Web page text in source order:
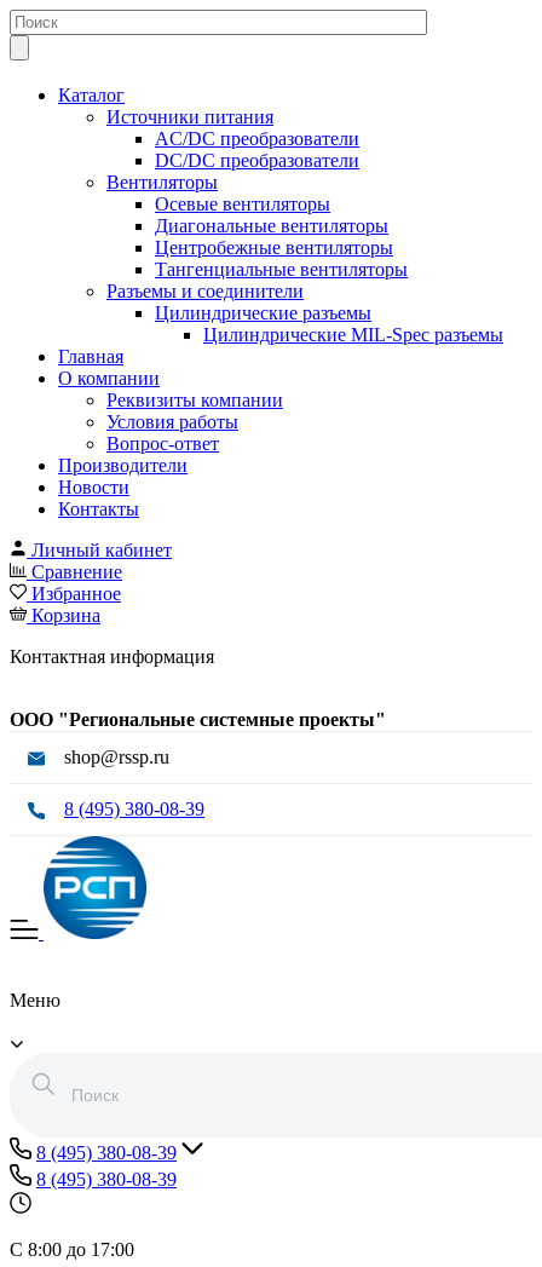
Каталог
Источники питания
AC/DC преобразователи
DC/DC преобразователи
Вентиляторы
Осевые вентиляторы
Диагональные вентиляторы
Центробежные вентиляторы
Тангенциальные вентиляторы
Разъемы и соединители
Цилиндрические разъемы
Цилиндрические MIL-Spec разъемы
Главная
О компании
Реквизиты компании
Условия работы
Вопрос-ответ
Производители
Новости
Контакты
Личный кабинет
Сравнение
Избранное
Корзина
Контактная информация
ООО "Региональные системные проекты"
shop@rssp.ru
8 (495) 380-08-39
Меню
8 (495) 380-08-39
8 (495) 380-08-39
С 8:00 до 17:00